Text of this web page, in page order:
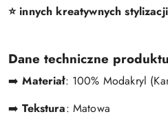
⭐️ innych kreatywnych stylizacji
Dane techniczne
➡️ Materiał: 100% Modakryl
➡️ Tekstura: Matowa